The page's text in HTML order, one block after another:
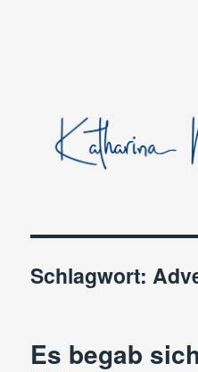
Schlagwort:
Es begab